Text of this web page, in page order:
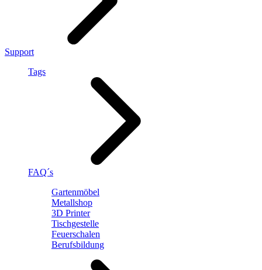
Support
Tags
FAQ´s
Gartenmöbel
Metallshop
3D Printer
Tischgestelle
Feuerschalen
Berufsbildung